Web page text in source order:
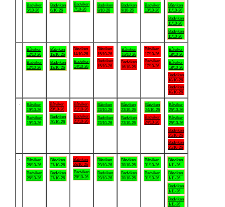
Badviken
5/10-26
Badviken
6/10-26
Badviken
7/10-26
Badviken
8/10-26
Badviken
9/10-26
Badviken
10/10-26
Båtviken
11/10-26
Badviken
11/10-26
Badviken
11/10-26
Båtviken
12/10-26
Badviken
12/10-26
Båtviken
13/10-26
Badviken
13/10-26
Båtviken
14/10-26
Badviken
14/10-26
Båtviken
15/10-26
Badviken
15/10-26
Båtviken
16/10-26
Badviken
16/10-26
Båtviken
17/10-26
Badviken
17/10-26
Båtviken
18/10-26
Båtviken
18/10-26
Badviken
18/10-26
Badviken
18/10-26
Båtviken
19/10-26
Badviken
19/10-26
Båtviken
20/10-26
Badviken
20/10-26
Båtviken
21/10-26
Badviken
21/10-26
Båtviken
22/10-26
Badviken
22/10-26
Båtviken
23/10-26
Badviken
23/10-26
Båtviken
24/10-26
Badviken
24/10-26
Båtviken
25/10-26
Båtviken
25/10-26
Badviken
25/10-26
Badviken
25/10-26
Båtviken
26/10-26
Badviken
26/10-26
Båtviken
27/10-26
Badviken
27/10-26
Båtviken
28/10-26
Badviken
28/10-26
Båtviken
29/10-26
Badviken
29/10-26
Båtviken
30/10-26
Badviken
30/10-26
Båtviken
31/10-26
Badviken
31/10-26
Båtviken
1/11-26
Båtviken
1/11-26
Badviken
1/11-26
Badviken
1/11-26